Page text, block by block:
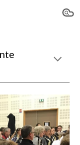
Skip to navigation